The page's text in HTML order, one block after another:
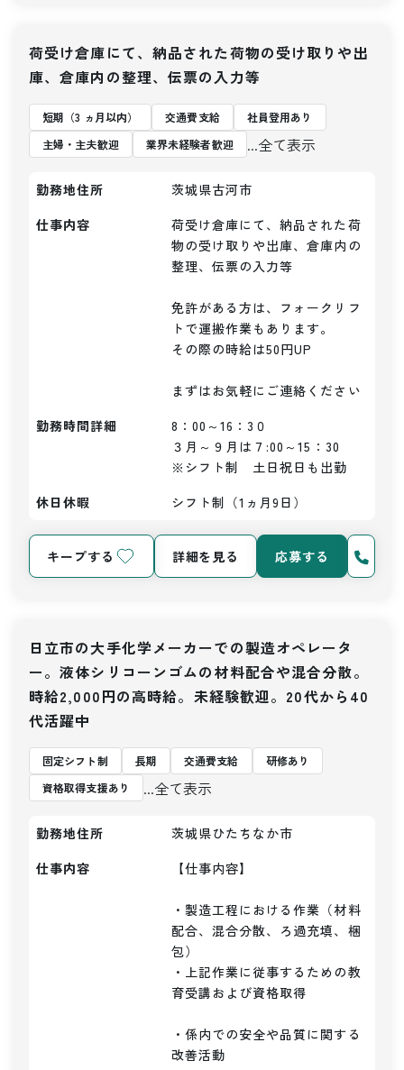
荷受け倉庫にて、納品された荷物の受け取りや出
庫、倉庫内の整理、伝票の入力等
短期（3 ヵ月以内） 交通費支給
社員登用あり
主婦・主夫歓迎
業界未経験者歓迎 ...全て表示
勤務地住所
茨城県古河市
仕事内容
荷受け倉庫にて、納品された荷
物の受け取りや出庫、倉庫内の
整理、伝票の入力等
免許がある方は、フォークリフ
トで運搬作業もあります。
その際の時給は50円UP
まずはお気軽にご連絡ください
勤務時間詳細
8：00～16：3０
３月～９月は７:00～15：30
※シフト制　土日祝日も出勤
休日休暇
シフト制（1ヵ月9日）
キープする 詳細を見る 応募する
日立市の大手化学メーカーでの製造オペレータ
ー。液体シリコーンゴムの材料配合や混合分散。
時給2,000円の高時給。未経験歓迎。20代から40
代活躍中
固定シフト制 長期 交通費支給
研修あり
資格取得支援あり
...全て表示
勤務地住所
茨城県ひたちなか市
仕事内容
【仕事内容】
・製造工程における作業（材料
配合、混合分散、ろ過充填、梱
包）
・上記作業に従事するための教
育受講および資格取得
・係内での安全や品質に関する
改善活動